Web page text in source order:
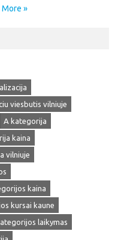
More »
viesbutis vilniuje
A kategorija
kaina
vilniuje
kaina
kursai kaune
laikymas